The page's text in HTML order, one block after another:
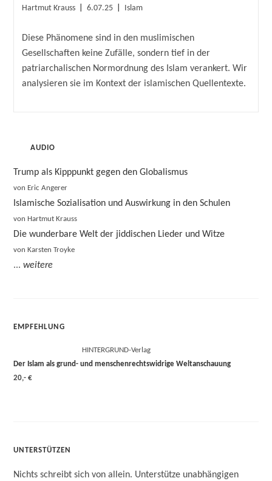
Beitrags-
Hartmut Krauss
Beitrag
6.07.25
Beitrags-
Islam
Diese Phänomene sind in den muslimischen
Gesellschaften keine Zufälle, sondern tief in der
patriarchalischen Normordnung des Islam verankert. Wir
analysieren sie im Kontext der islamischen Quellentexte.
AUDIO
Trump als Kipppunkt gegen den Globalismus
von Eric Angerer
Islamische Sozialisation und Auswirkung in den Schulen
von Hartmut Krauss
Die wunderbare Welt der jiddischen Lieder und Witze
von Karsten Troyke
...weitere
EMPFEHLUNG
HINTERGRUND-Verlag
Der Islam als grund- und menschenrechtswidrige Weltanschauung
20,- €
UNTERSTÜTZEN
Nichts schreibt sich von allein. Unterstütze unabhängigen